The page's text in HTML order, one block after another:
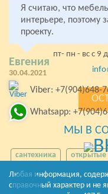
Я считаю, что
интерьере, поэтому
проекту.
Евгения
30.04.2021
сантехника открытые
функцию
пт- пн - вс с 9
Viber: +7(904)648-
Whatsapp:
МЫ В
Любая информация,
справочный характер и не